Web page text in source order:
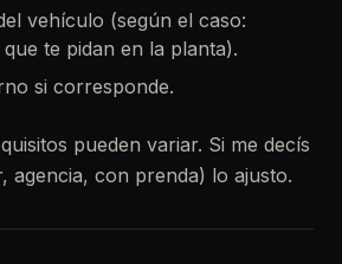
vehículo (según el caso:
te pidan en la planta).
si corresponde.
pueden variar. Si me decís
agencia, con prenda) lo ajusto.